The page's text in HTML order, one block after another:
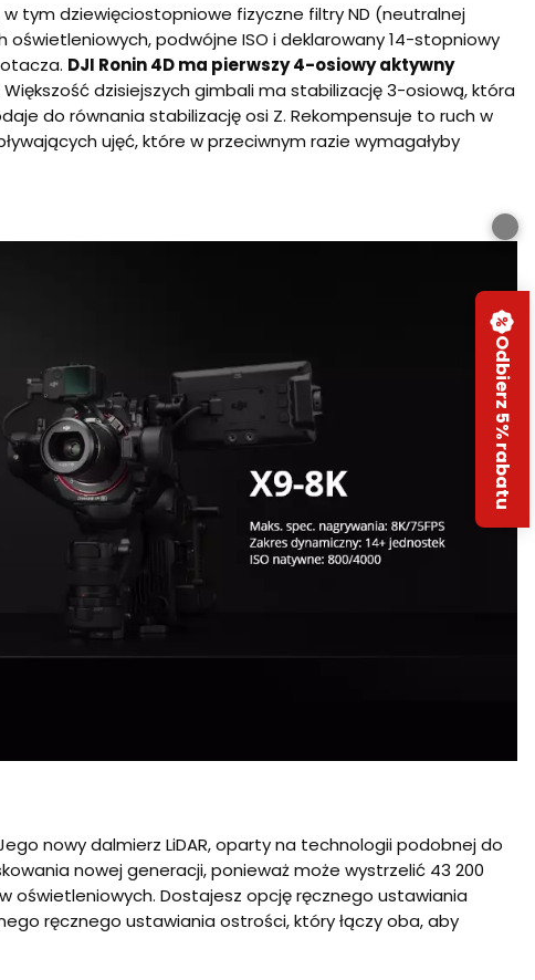
tym dziewięciostopniowe fizyczne filtry ND (neutralnej
podwójne ISO i deklarowany 14-stopniowy
DJI Ronin 4D ma pierwszy 4-osiowy aktywny
Większość dzisiejszych gimbali ma stabilizację 3-osiową, która
do równania stabilizację osi Z. Rekompensuje to ruch w
ujęć, które w przeciwnym razie wymagałyby
nowy dalmierz LiDAR, oparty na technologii podobnej do
nowej generacji, ponieważ może wystrzelić 43 200
oświetleniowych. Dostajesz opcję ręcznego ustawiania
ręcznego ustawiania ostrości, który łączy oba, aby
Odbierz 5% rabatu